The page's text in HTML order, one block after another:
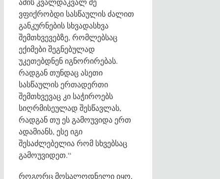
ვფიქრობდი სასწაულის ძალით
განკურნების სხვადასხვა
შემთხვევებზე, რომლებსაც
ექიმები შეგნებულად
უკეთებდნენ იგნორირებას.
რადგან თუნდაც ასეთი
სასწაულის ერთადერთი
შემთხვევაც კი საჭიროებს
სიღრმისეულად შესწავლას,
რადგან თუ ეს გამოუვიდა ერთ
ადამიანს, ესე იგი
შესაძლებელია რომ სხვებსაც
გამოუვიდეთ.“
როგორც მოსალოდნელი იყო,